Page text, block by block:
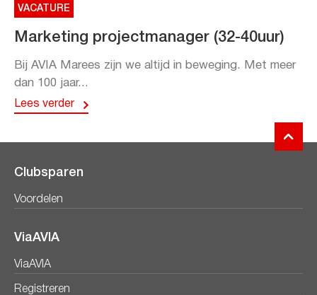
VACATURE
Marketing projectmanager (32-40uur)
Bij AVIA Marees zijn we altijd in beweging. Met meer
dan 100 jaar...
Lees verder
Clubsparen
Voordelen
ViaAVIA
ViaAVIA
Registreren